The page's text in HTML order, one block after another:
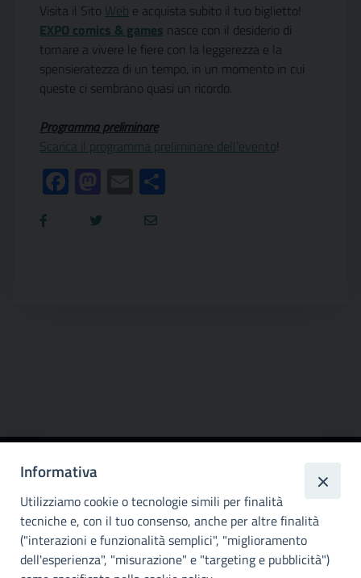
Visita il Sito Web e acquista subito il tuo biglietto!
EXPO comics & games nasce con il desiderio di
tornare a vivere le fiere con la leggerezza e la
spensieratezza di un tempo, in un momento in cui
queste ci sembrano quasi un ricordo.
Programma preliminare
Scarica il programma preliminare dell’evento
Facebook
Mastodon
Email
Città
metropolitana di
Palermo
INFO E CONTATTI
Informativa
Utilizziamo cookie o tecnologie simili per finalità
tecniche e, con il tuo consenso, anche per altre finalità
("interazioni e funzionalità semplici", "miglioramento
dell'esperienza", "misurazione" e "targeting e pubblicità")